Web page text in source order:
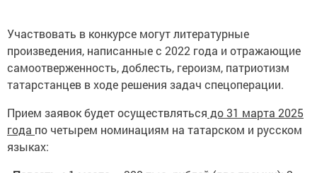
Участвовать в конкурсе могут литературные
произведения, написанные с 2022 года и отражающие
самоотверженность, доблесть, героизм, патриотизм
татарстанцев в ходе решения задач спецоперации.
Прием заявок будет осуществляться до 31 марта 2025
года по четырем номинациям на татарском и русском
языках: